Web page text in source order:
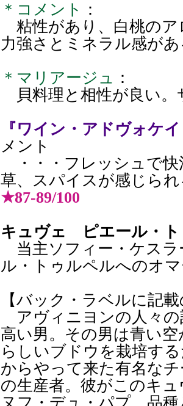
＊コメント
：
粘性があり、白桃のア
力強さとミネラル感が
＊マリアージュ ：
貝料理と相性が良い。
『ワイン・アドヴォケ
メント
・・・フレッシュで快
草、スパイスが感じ
★87-89/100
キュヴェ ピエール・ト
当主ソフィー・ケスラ
ル・トゥルペルへのオ
【バック・ラベルに記
アヴィニヨンの人々の
高い男。その男は青い
らしいブドウを栽培す
からやって来た有名な
の生産者。彼がこのキ